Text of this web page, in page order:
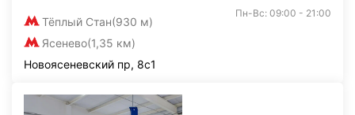
Тёплый Стан(930 м)
Ясенево(1,35 км)
Пн-Вс: 09:00 - 21:00
Новоясеневский пр, 8с1